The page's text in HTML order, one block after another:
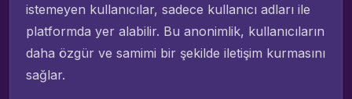
istemeyen kullanıcılar, sadece kullanıcı adları ile
platformda yer alabilir. Bu anonimlik, kullanıcıların
daha özgür ve samimi bir şekilde iletişim kurmasını
sağlar.